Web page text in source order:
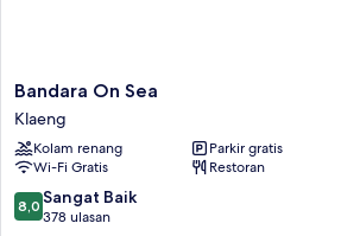
Bandara
On
Sea
Klaeng
Bandara On Sea
Klaeng
Kolam renang
Parkir gratis
Wi-Fi Gratis
Restoran
8.0
dari
8,0 Sangat Baik
378 ulasan